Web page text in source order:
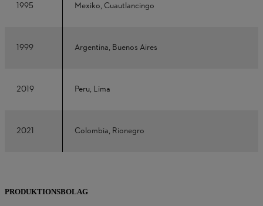
1995 Mexiko, Cuautlancingo
1999 Argentina, Buenos Aires
2019 Peru, Lima
2021 Colombia, Rionegro
PRODUKTIONSBOLAG